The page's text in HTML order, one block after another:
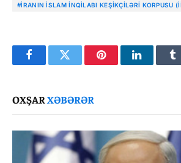
#İRANIN İSLAM İNQILABI KEŞIKÇILƏRI KORPUSU
FacebookTwitter PinterestLinkedIn
OXŞARXƏBƏRƏR